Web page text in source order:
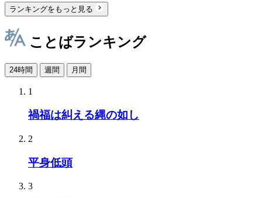
ランキングをもっと見る
ことばランキング
24時間 週間 月間
1
禍福は糾える縄の如し
2
平身低頭
3